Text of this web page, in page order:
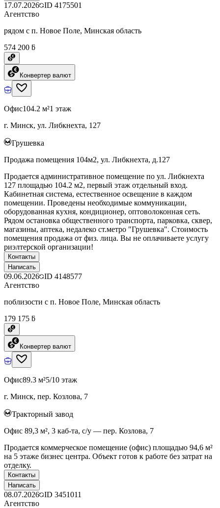
17.07.2026 ID 4175501
Агентство
рядом с п. Новое Поле, Минская область
574 200 ƃ
Конвертер валют
Офис104.2 м²1 этаж
г. Минск, ул. Либкнехта, 127
Грушевка
Продажа помещения 104м2, ул. Либкнехта, д.127
Продается административное помещение по ул. Либкнехта
127 площадью 104.2 м2, первый этаж отдельный вход.
Кабинетная система, естественное освещение в каждом
помещении. Проведены необходимые коммуникации,
оборудованная кухня, кондиционер, оптоволоконная сеть.
Рядом остановка общественного транспорта, парковка, сквер,
магазины, аптека, недалеко ст.метро "Грушевка". Стоимость
помещения продажа от физ. лица. Вы не оплачиваете услугу
риэлтерской организации!
Контакты
Написать
09.06.2026 ID 4148577
Агентство
поблизости с п. Новое Поле, Минская область
179 175 ƃ
Конвертер валют
Офис89.3 м²5/10 этаж
г. Минск, пер. Козлова, 7
Тракторный завод
Офис 89,3 м², 3 каб-та, с/у — пер. Козлова, 7
Продается коммерческое помещение (офис) площадью 94,6 м²
на 5 этаже бизнес центра. Объект готов к работе без затрат на
отделку.
Контакты
Написать
08.07.2026 ID 3451011
Агентство